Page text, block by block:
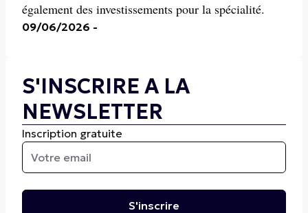
également des investissements pour la spécialité.
09/06/2026 -
S'INSCRIRE A LA
NEWSLETTER
Inscription gratuite
S'inscrire